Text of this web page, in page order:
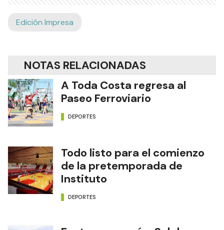
Edición Impresa
NOTAS RELACIONADAS
A Toda Costa regresa al
Paseo Ferroviario
DEPORTES
Todo listo para el comienzo
de la pretemporada de
Instituto
DEPORTES